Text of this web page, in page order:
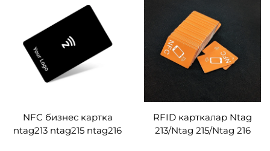
NFC бизнес картка
ntag213 ntag215 ntag216
RFID карткалар Ntag
213/Ntag 215/Ntag 216